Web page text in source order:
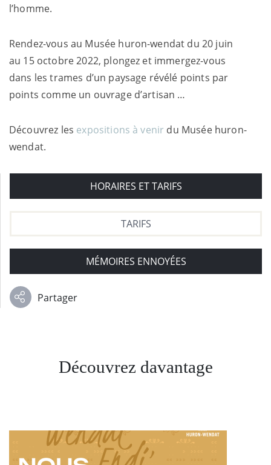
l’homme.
Rendez-vous au Musée huron-wendat du 20 juin
au 15 octobre 2022, plongez et immergez-vous
dans les trames d’un paysage révélé points par
points comme un ouvrage d’artisan …
Découvrez les expositions à venir du Musée huron-
wendat.
HORAIRES ET TARIFS
TARIFS
MÉMOIRES ENNOYÉES
Partager
Découvrez davantage